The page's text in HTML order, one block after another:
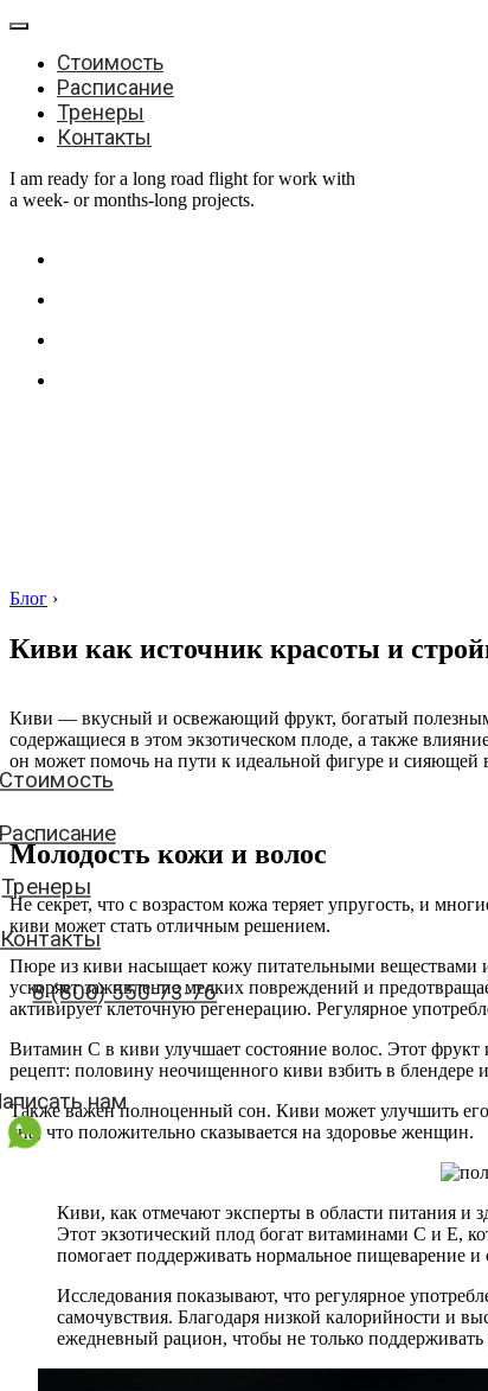
Стоимость
Расписание
Тренеры
Контакты
I am ready for a long road flight for work with
a week- or months-long projects.
Тренеры
Контакты
8 (800) 550-73-76
нам
Блог ›
Киви как источник красоты и
Киви — вкусный и освежающий фрукт, богатый
содержащиеся в этом экзотическом плоде, а также
он может помочь на пути к идеальной фигуре и сияющей
Молодость кожи и волос
Не секрет, что с возрастом кожа теряет упругость, и
киви может стать отличным решением.
Пюре из киви насыщает кожу питательными веществами
ускоряет заживление мелких повреждений и
активирует клеточную регенерацию. Регулярное
Витамин C в киви улучшает состояние волос. Этот
рецепт: половину неочищенного киви взбить в блендере
Также важен полноценный сон. Киви может улучшить его
сна, что положительно сказывается на здоровье женщин.
Киви, как отмечают эксперты в области питания и
Этот экзотический плод богат витаминами C и E,
помогает поддерживать нормальное пищеварение и
Исследования показывают, что регулярное
самочувствия. Благодаря низкой калорийности и
ежедневный рацион, чтобы не только поддерживать